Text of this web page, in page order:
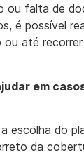
ou falta de
é possível
ou até recorrer
em
escolha do
da